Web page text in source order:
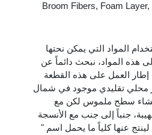
Broom Fibers, Foam
المواد التي يمكن نحتها
هذه المواد، نبحث دائماً عن
العمل على هذه القطعة
محلي تقليدي موجود في شمال
سطح ملموس لكن مع
جنباً إلى جنب مع الأنسجة
لينتج عنها كلياً ما يحمل اسم "